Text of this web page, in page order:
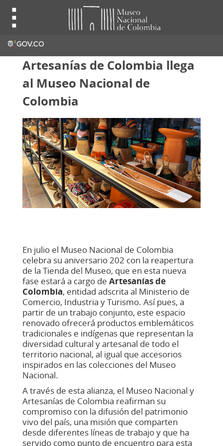
Artesanías de Colombia llega
al Museo Nacional de
Colombia
En julio el Museo Nacional de Colombia
celebra su aniversario 202 con la reapertura
de la Tienda del Museo, que en esta nueva
fase estará a cargo de Artesanías de
Colombia, entidad adscrita al Ministerio de
Comercio, Industria y Turismo. Así pues, a
partir de un trabajo conjunto, este espacio
renovado ofrecerá productos emblemáticos
tradicionales e indígenas que representan la
diversidad cultural y artesanal de todo el
territorio nacional, al igual que accesorios
inspirados en las colecciones del Museo
Nacional.
A través de esta alianza, el Museo Nacional y
Artesanías de Colombia reafirman su
compromiso con la difusión del patrimonio
vivo del país, una misión que comparten
desde diferentes líneas de trabajo y que ha
servido como punto de encuentro para esta